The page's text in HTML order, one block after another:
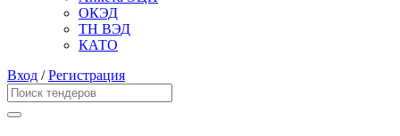
ОКЭД
ТН ВЭД
КАТО
Вход /Регистрация